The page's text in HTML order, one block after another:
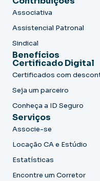
Associativa
Assistencial Patronal
Sindical
Benefícios
Certificado Digital
Certificados com
Seja um parceiro
Conheça a ID Seguro
Serviços
Associe-se
Locação CA e Estúdio
Estatísticas
Encontre um Corretor